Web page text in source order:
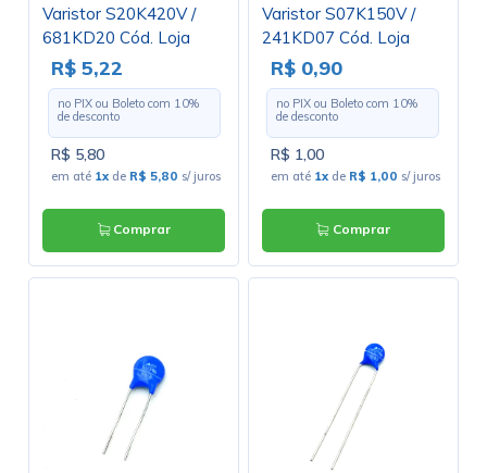
Varistor S20K420V /
681KD20 Cód. Loja
4317
R$ 5,22
no PIX ou Boleto com 10%
de desconto
R$ 5,80
em até 1x de R$ 5,80 s/ juros
Comprar
Varistor S07K150V /
241KD07 Cód. Loja
4446
R$ 0,90
no PIX ou Boleto com 10%
de desconto
R$ 1,00
em até 1x de R$ 1,00 s/ juros
Comprar